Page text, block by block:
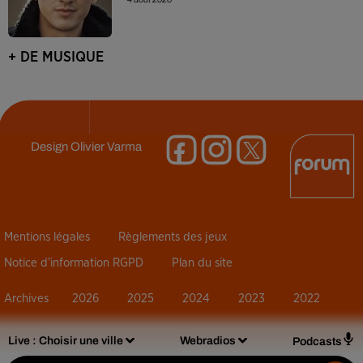
Live : Choisir une ville Webradios Podcasts
+ DE MUSIQUE
DesignOlivier Varma
Mentions légales Règlements des jeux
Notice d’information RGPD Plan du site
Archives 2026 2025 2024 2023 2022